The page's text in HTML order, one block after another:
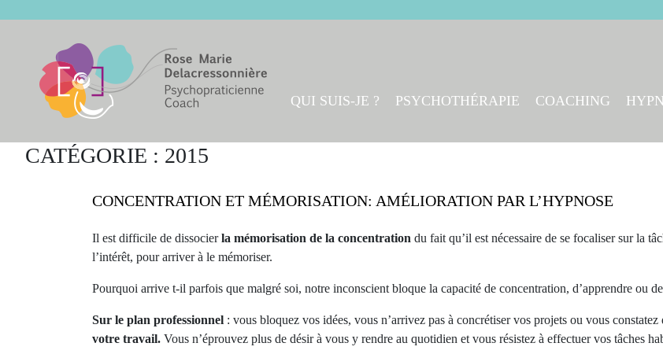
QUI SUIS-JE ? PSYCHOTHÉRAPIE COACHING
CATÉGORIE : 2015
CONCENTRATION ET MÉMORISATION: AMÉLIORATION PAR L’HYPNOSE
Il est difficile de dissocierla mémorisation de la concentration du fait qu’il est nécessaire de se focaliser sur la
l’intérêt, pour arriver à le mémoriser.
Pourquoi arrive t-il parfois que malgré soi, notre inconscient bloque la capacité de concentration, d’apprendre ou
Sur le plan professionnel : vous bloquez vos idées, vous n’arrivez pas à concrétiser vos projets ou vous constatez
votre travail. Vous n’éprouvez plus de désir à vous y rendre au quotidien et vous résistez à effectuer vos tâches